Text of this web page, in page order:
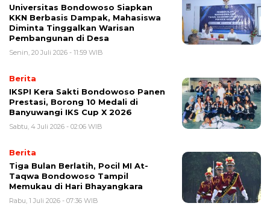
Universitas Bondowoso Siapkan
KKN Berbasis Dampak, Mahasiswa
Diminta Tinggalkan Warisan
Pembangunan di Desa
Senin, 20 Juli 2026 - 11:59 WIB
Berita
IKSPI Kera Sakti Bondowoso Panen
Prestasi, Borong 10 Medali di
Banyuwangi IKS Cup X 2026
Sabtu, 4 Juli 2026 - 02:06 WIB
Berita
Tiga Bulan Berlatih, Pocil MI At-
Taqwa Bondowoso Tampil
Memukau di Hari Bhayangkara
Rabu, 1 Juli 2026 - 07:36 WIB